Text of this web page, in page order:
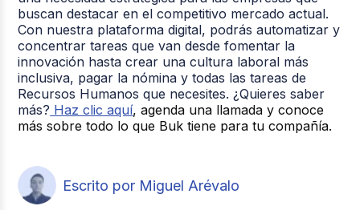
buscan destacar en el competitivo mercado actual.
Con nuestra plataforma digital, podrás automatizar y
concentrar tareas que van desde fomentar la
innovación hasta crear una cultura laboral más
inclusiva, pagar la nómina y todas las tareas de
Recursos Humanos que necesites. ¿Quieres saber
más? Haz clic aquí, agenda una llamada y conoce
más sobre todo lo que Buk tiene para tu compañía.
Escrito por Miguel Arévalo